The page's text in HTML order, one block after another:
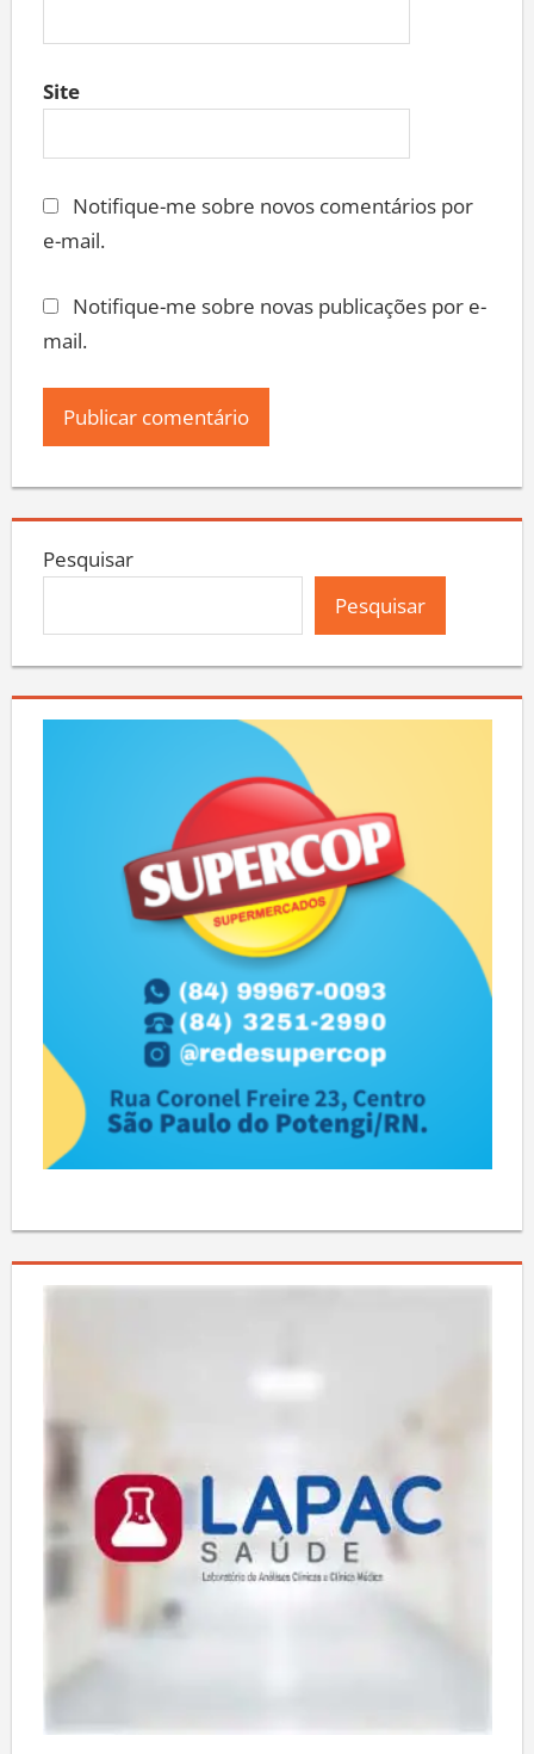
Site
Notifique-me sobre novos comentários por
e-mail.
Notifique-me sobre novas publicações por e-
mail.
Pesquisar
Pesquisar